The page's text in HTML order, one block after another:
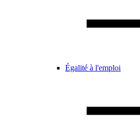
Égalité à l'emploi